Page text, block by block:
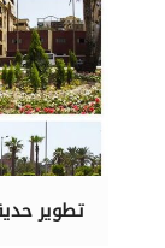
تطوير